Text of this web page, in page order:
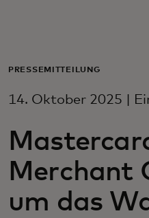
Für
Für
Neuigkeiten
PRESSEMITTEILUNG
14. Oktober 2025 |
Merchant
um das